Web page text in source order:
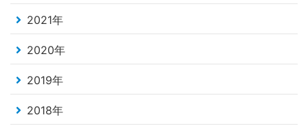
2021年
2020年
2019年
2018年